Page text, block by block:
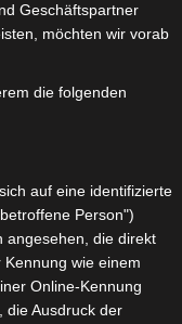
April
März
Geschäftspartner
möchten wir vorab
die folgenden
auf eine identifizierte
Person")
angesehen, die direkt
wie einem
Online-Kennung
die Ausdruck der